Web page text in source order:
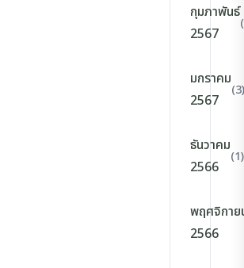
กุมภาพันธ์
2567
มกราคม
2567
(3)
ธันวาคม
2566
(1)
พฤศจิกาย
2566